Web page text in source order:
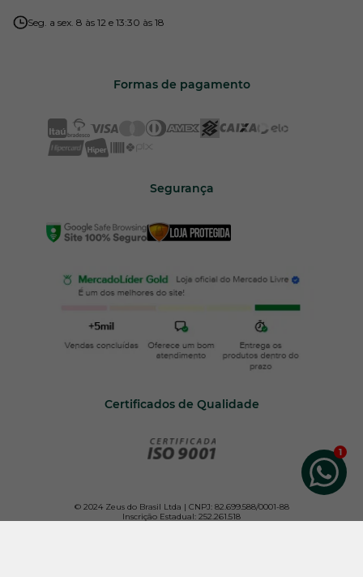
Seg. a sex. 8 às 12 e 13:30 às 18
Formas de pagamento
Segurança
Certificados de Qualidade
© 2024 Zeus do Brasil Ltda | CNPJ: 82.699.588/0001-88
Inscrição Estadual: 252.261.518